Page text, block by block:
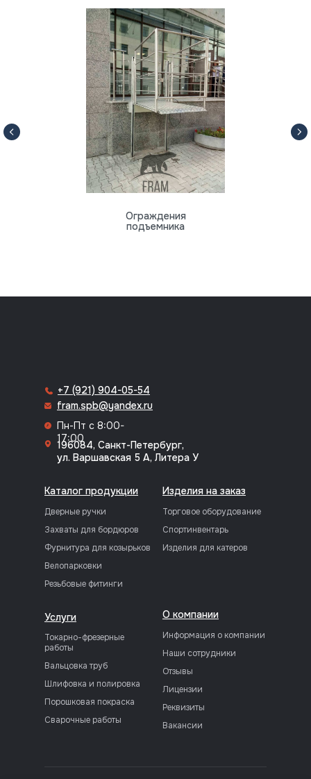
Ограждения
подъемника
О компании
Каталог продукции
Информация о компании
Наши сотрудники
Дверные ручки
Отзывы
Захваты для бордюров
Лицензии
Фурнитура для козырьков
Реквизиты
Велопарковки
Резьбовые фитинги
Изделия на заказ
Торговое оборудование
Спортинвентарь
Изделия для катеров
Услуги
Токарно-фрезерные
работы
Вальцовка труб
Шлифовка и полировка
Порошковая покраска
Сварочные работы
+7 (921) 904-05-54
Вакансии
fram.spb@yandex.ru
Пн-Пт с 8:00-
17:00
196084, Санкт-Петербург,
ул. Варшавская 5 А, Литера У